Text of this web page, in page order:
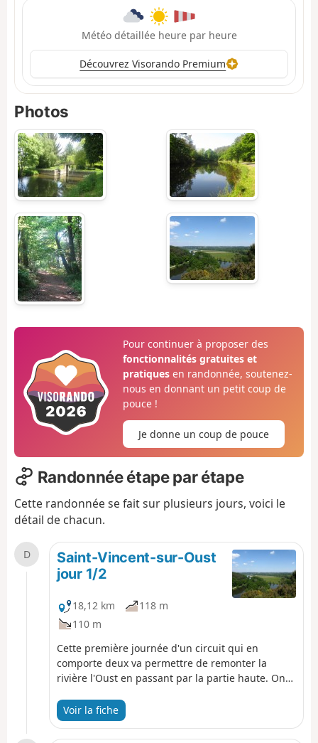
Météo détaillée heure par heure
Découvrez Visorando Premium
Photos
Pour continuer à proposer des
fonctionnalités gratuites et
pratiquesen randonnée, soutenez-
nous en donnant un petit coup de
pouce !
Je donne un coup de pouce
Randonnée étape par étape
Cette randonnée se fait sur plusieurs jours, voici le
détail de chacun.
D
Saint-Vincent-sur-Oust
jour 1/2
18,12 km
118 m
110 m
Cette première journée d'un circuit qui en
comporte deux va permettre de remonter la
rivière l'Oust en passant par la partie haute. On
très jolie vue sur l'île aux Pies. La fin sera plutôt
en forêt et prairies.
Voir la fiche